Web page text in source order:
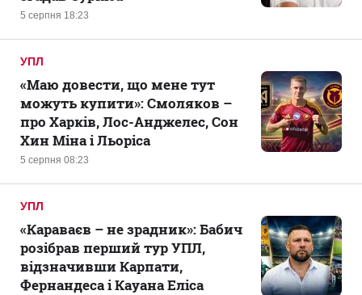
5 серпня 18:23
УПЛ
5 серпня 08:23
«Маю довести, що мене тут
можуть купити»: Смоляков –
про Харків, Лос-Анджелес, Сон
Хин Міна і Льоріса
УПЛ
«Караваєв – не зрадник»: Бабич
розібрав перший тур УПЛ,
відзначивши Карпати,
Фернандеса і Кауана Еліса